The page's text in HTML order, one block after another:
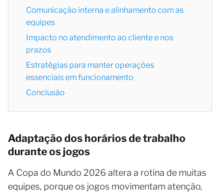
Comunicação interna e alinhamento com as
equipes
Impacto no atendimento ao cliente e nos
prazos
Estratégias para manter operações
essenciais em funcionamento
Conclusão
Adaptação dos horários de trabalho
durante os jogos
A Copa do Mundo 2026 altera a rotina de muitas
equipes, porque os jogos movimentam atenção,